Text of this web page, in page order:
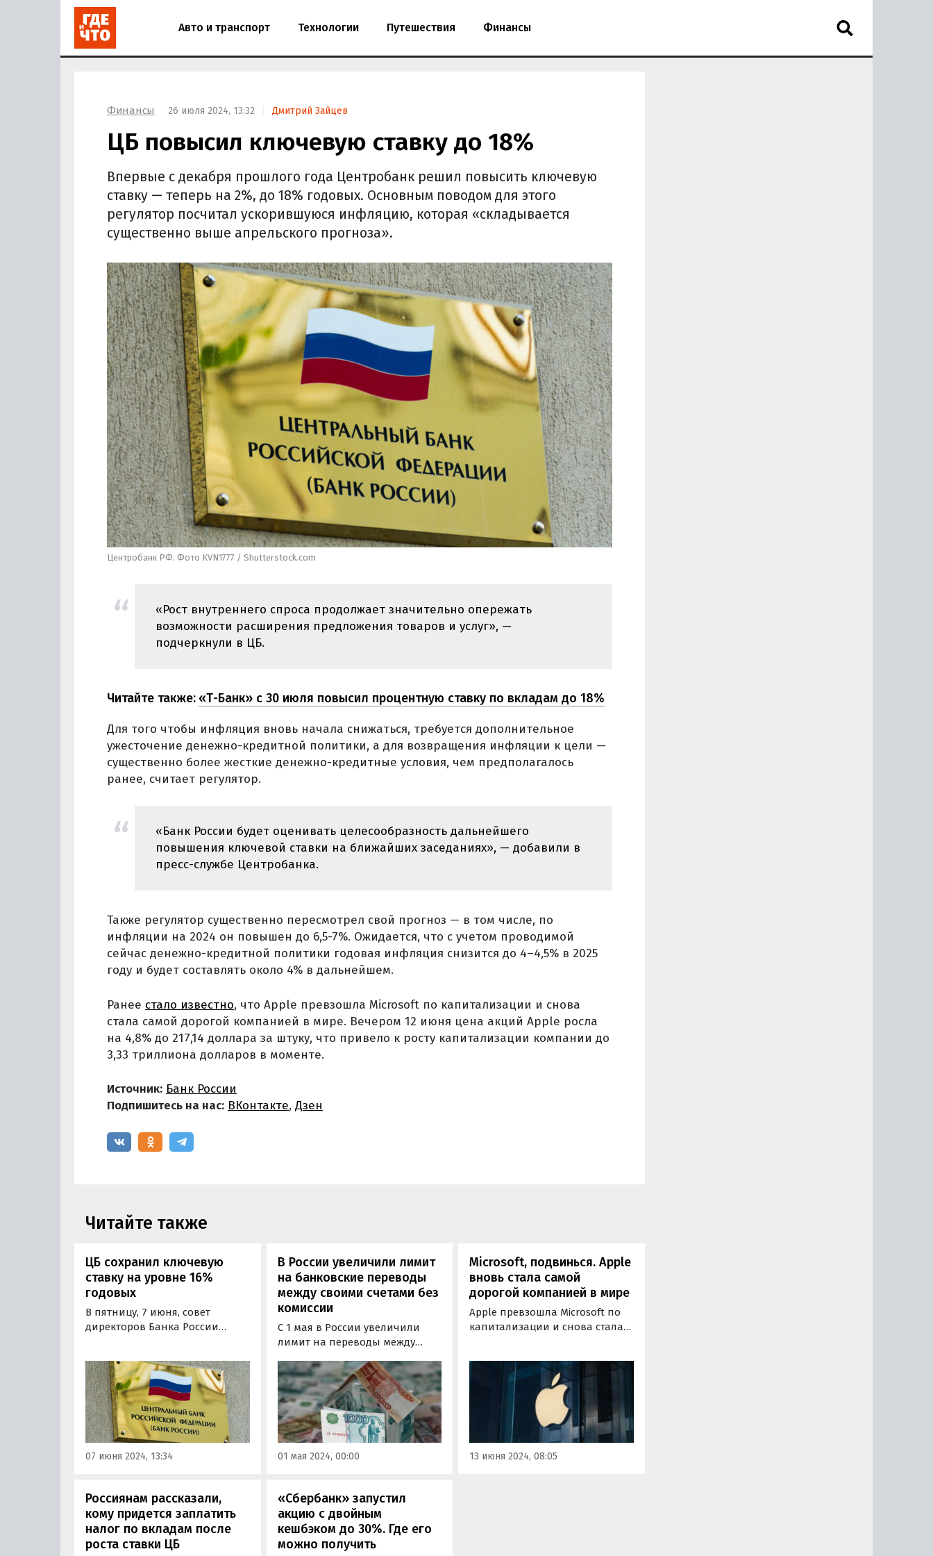
Авто и транспорт Технологии Путешествия Финансы
Финансы 26 июля 2024, 13:32 Дмитрий Зайцев
ЦБ повысил ключевую ставку до 18%
Впервые с декабря прошлого года Центробанк решил повысить ключевую
ставку — теперь на 2%, до 18% годовых. Основным поводом для этого
регулятор посчитал ускорившуюся инфляцию, которая «складывается
существенно выше апрельского прогноза».
Центробанк РФ. Фото KVN1777 / Shutterstock.com
«Рост внутреннего спроса продолжает значительно опережать
возможности расширения предложения товаров и услуг», —
подчеркнули в ЦБ.
Читайте также: «Т-Банк» с 30 июля повысил процентную ставку по вкладам до 18%
Для того чтобы инфляция вновь начала снижаться, требуется дополнительное
ужесточение денежно-кредитной политики, а для возвращения инфляции к цели —
существенно более жесткие денежно-кредитные условия, чем предполагалось
ранее, считает регулятор.
«Банк России будет оценивать целесообразность дальнейшего
повышения ключевой ставки на ближайших заседаниях», — добавили в
пресс-службе Центробанка.
Также регулятор существенно пересмотрел свой прогноз — в том числе, по
инфляции на 2024 он повышен до 6,5-7%. Ожидается, что с учетом проводимой
сейчас денежно-кредитной политики годовая инфляция снизится до 4–4,5% в 2025
году и будет составлять около 4% в дальнейшем.
Ранее стало известно, что Apple превзошла Microsoft по капитализации и снова
стала самой дорогой компанией в мире. Вечером 12 июня цена акций Apple росла
на 4,8% до 217,14 доллара за штуку, что привело к росту капитализации компании до
3,33 триллиона долларов в моменте.
Источник: Банк России
Подпишитесь на нас: ВКонтакте, Дзен
Читайте также
ЦБ сохранил ключевую
ставку на уровне 16%
годовых
В пятницу, 7 июня, совет
директоров Банка России
16% годовых. Об этом сообщили
в пресс-службе регулятора,
подчеркнув, что ЦБ допускает
возможность повышения
ключевой ставки на
ближайшем заседании.
07 июня 2024, 13:34
В России увеличили лимит
на банковские переводы
между своими счетами без
комиссии
С 1 мая в России увеличили
лимит на переводы между
граждане могут переводить без
комиссии между своими
счетами в разных банках до 30
млн рублей в месяц, сообщили
в Центробанке.
01 мая 2024, 00:00
Microsoft, подвинься. Apple
вновь стала самой
дорогой компанией в мире
Apple превзошла Microsoft по
капитализации и снова стала
московскому времени 12 июня
цена акций Apple росла на
4,8% до 217,14 доллара за штуку,
что привело к росту
капитализации компании до
3,33…
13 июня 2024, 08:05
Россиянам рассказали,
кому придется заплатить
налог по вкладам после
роста ставки ЦБ
«Сбербанк» запустил
акцию с двойным
кешбэком до 30%. Где его
можно получить